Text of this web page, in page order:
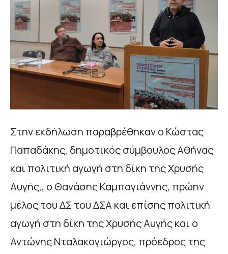
Στην εκδήλωση παραβρέθηκαν ο Κώστας
Παπαδάκης, δημοτικός σύμβουλος Αθήνας
και πολιτική αγωγή στη δίκη της Χρυσής
Αυγής,, ο Θανάσης Καμπαγιάννης, πρώην
μέλος του ΔΣ του ΔΣΑ και επίσης πολιτική
αγωγή στη δίκη της Χρυσής Αυγής και ο
Αντώνης Νταλακογιώργος, πρόεδρος της